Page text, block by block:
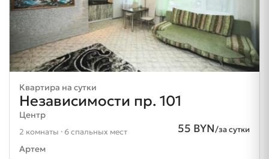
Квартира на сутки
Независимости пр. 101
Центр
55 BYN/за сутки
2 комнаты · 6 спальных мест
Артем